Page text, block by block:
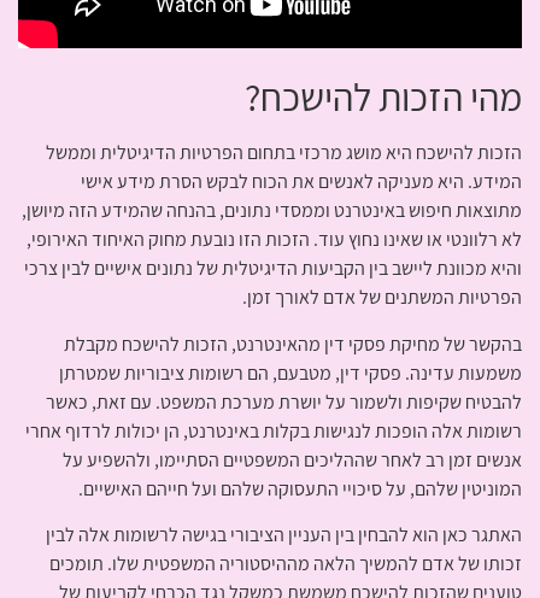
מהי הזכות להישכח?
הזכות להישכח היא מושג מרכזי בתחום הפרטיות הדיגיטלית וממשל
המידע. היא מעניקה לאנשים את הכוח לבקש הסרת מידע אישי
מתוצאות חיפוש באינטרנט וממסדי נתונים, בהנחה שהמידע הזה מיושן,
לא רלוונטי או שאינו נחוץ עוד. הזכות הזו נובעת מחוק האיחוד האירופי,
והיא מכוונת ליישב בין הקביעות הדיגיטלית של נתונים אישיים לבין צרכי
הפרטיות המשתנים של אדם לאורך זמן.
בהקשר של מחיקת פסקי דין מהאינטרנט, הזכות להישכח מקבלת
משמעות עדינה. פסקי דין, מטבעם, הם רשומות ציבוריות שמטרתן
להבטיח שקיפות ולשמור על יושרת מערכת המשפט. עם זאת, כאשר
רשומות אלה הופכות לנגישות בקלות באינטרנט, הן יכולות לרדוף אחרי
אנשים זמן רב לאחר שההליכים המשפטיים הסתיימו, ולהשפיע על
המוניטין שלהם, על סיכויי התעסוקה שלהם ועל חייהם האישיים.
האתגר כאן הוא להבחין בין העניין הציבורי בגישה לרשומות אלה לבין
זכותו של אדם להמשיך הלאה מההיסטוריה המשפטית שלו. תומכים
טוענים שהזכות להישכח משמשת כמשקל נגד הכרחי לקביעות של